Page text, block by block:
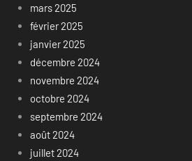
mars 2025
février 2025
janvier 2025
décembre 2024
novembre 2024
octobre 2024
septembre 2024
août 2024
juillet 2024